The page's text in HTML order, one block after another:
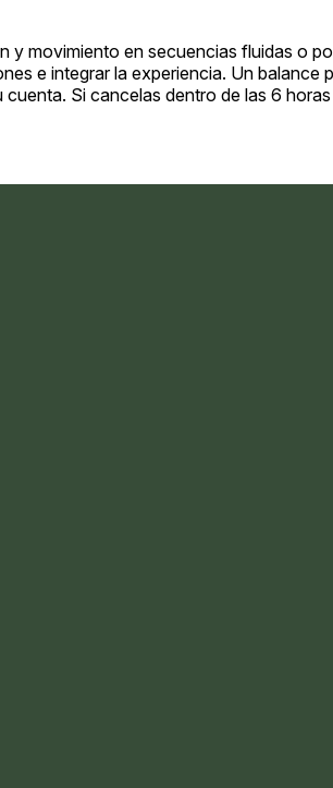
movimiento en secuencias fluidas o
e integrar la experiencia. Un
Si cancelas dentro de las 6